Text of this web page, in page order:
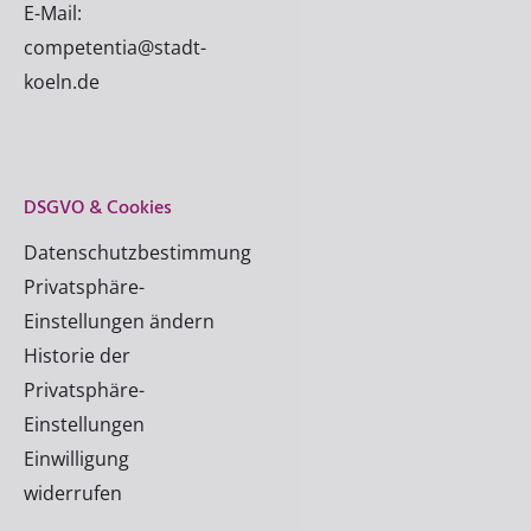
E-Mail:
competentia@stadt-
koeln.de
DSGVO & Cookies
Datenschutzbestimmung
Privatsphäre-
Einstellungen ändern
Historie der
Privatsphäre-
Einstellungen
Einwilligung
widerrufen